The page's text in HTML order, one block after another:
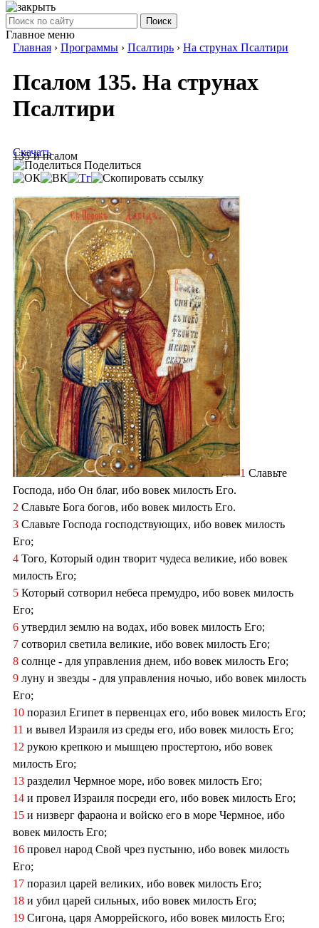
Поиск
Главное меню
Главная › Программы › Псалтирь › На струнах Псалтири
Псалом 135. На струнах
Псалтири
135-й псалом
Скачать
Поделиться
1 Славьте
Господа, ибо Он благ, ибо вовек милость Его.
2 Славьте Бога богов, ибо вовек милость Его.
3 Славьте Господа господствующих, ибо вовек милость
Его;
4 Того, Который один творит чудеса великие, ибо вовек
милость Его;
5 Который сотворил небеса премудро, ибо вовек милость
Его;
6 утвердил землю на водах, ибо вовек милость Его;
7 сотворил светила великие, ибо вовек милость Его;
8 солнце - для управления днем, ибо вовек милость Его;
9 луну и звезды - для управления ночью, ибо вовек милость
Его;
10 поразил Египет в первенцах его, ибо вовек милость Его;
11 и вывел Израиля из среды его, ибо вовек милость Его;
12 рукою крепкою и мышцею простертою, ибо вовек
милость Его;
13 разделил Чермное море, ибо вовек милость Его;
14 и провел Израиля посреди его, ибо вовек милость Его;
15 и низверг фараона и войско его в море Чермное, ибо
вовек милость Его;
16 провел народ Свой чрез пустыню, ибо вовек милость
Его;
17 поразил царей великих, ибо вовек милость Его;
18 и убил царей сильных, ибо вовек милость Его;
19 Сигона, царя Аморрейского, ибо вовек милость Его;